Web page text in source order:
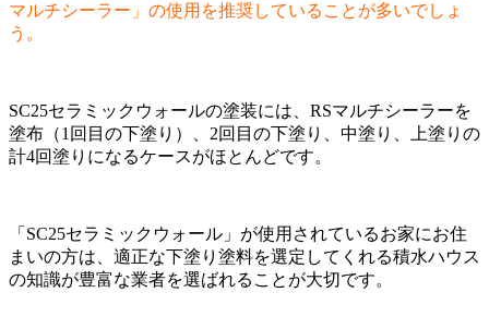
マルチシーラー」の使用を推奨していることが多いでしょ
う。
SC25セラミックウォールの塗装には、RSマルチシーラーを
塗布（1回目の下塗り）、2回目の下塗り、中塗り、上塗りの
計4回塗りになるケースがほとんどです。
「SC25セラミックウォール」が使用されているお家にお住
まいの方は、適正な下塗り塗料を選定してくれる積水ハウス
の知識が豊富な業者を選ばれることが大切です。